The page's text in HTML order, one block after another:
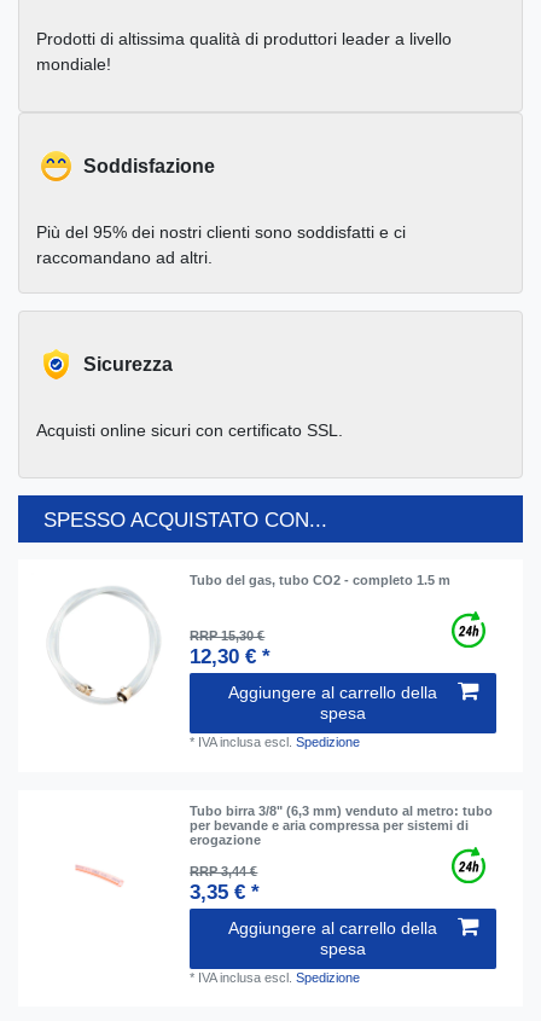
Prodotti di altissima qualità di produttori leader a livello
mondiale!
Soddisfazione
Più del 95% dei nostri clienti sono soddisfatti e ci
raccomandano ad altri.
Sicurezza
Acquisti online sicuri con certificato SSL.
SPESSO ACQUISTATO CON...
Tubo del gas, tubo CO2 - completo 1.5 m
RRP 15,30 €
12,30 € *
Aggiungere al carrello della
spesa
* IVA inclusa escl.Spedizione
Tubo birra 3/8" (6,3 mm) venduto al metro: tubo
per bevande e aria compressa per sistemi di
erogazione
RRP 3,44 €
3,35 € *
Aggiungere al carrello della
spesa
* IVA inclusa escl.Spedizione